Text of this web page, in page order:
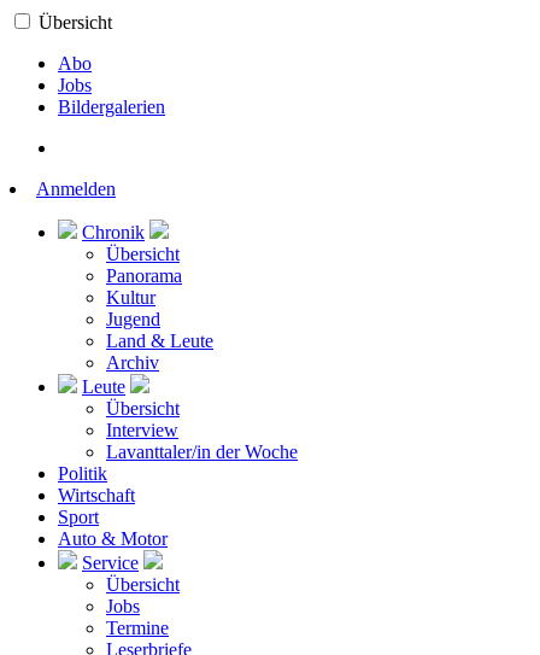
Übersicht
Abo
Jobs
Bildergalerien
Anmelden
Chronik
Übersicht
Panorama
Kultur
Jugend
Land & Leute
Archiv
Leute
Übersicht
Interview
Lavanttaler/in der Woche
Politik
Wirtschaft
Sport
Auto & Motor
Service
Übersicht
Jobs
Termine
Leserbriefe